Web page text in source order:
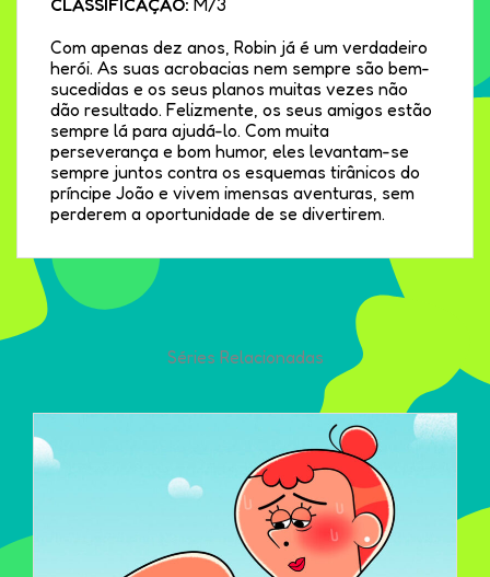
CLASSIFICAÇÃO: M/3
Com apenas dez anos, Robin já é um verdadeiro
herói. As suas acrobacias nem sempre são bem-
sucedidas e os seus planos muitas vezes não
dão resultado. Felizmente, os seus amigos estão
sempre lá para ajudá-lo. Com muita
perseverança e bom humor, eles levantam-se
sempre juntos contra os esquemas tirânicos do
príncipe João e vivem imensas aventuras, sem
perderem a oportunidade de se divertirem.
Séries Relacionadas